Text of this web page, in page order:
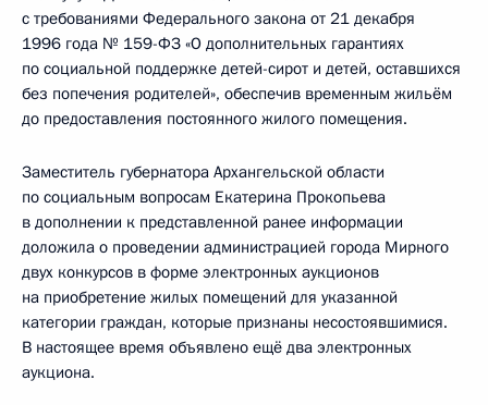
с требованиями Федерального закона от 21 декабря
1996 года № 159-ФЗ «О дополнительных гарантиях
по социальной поддержке детей-сирот и детей, оставшихся
без попечения родителей», обеспечив временным жильём
до предоставления постоянного жилого помещения.
Заместитель губернатора Архангельской области
по социальным вопросам Екатерина Прокопьева
в дополнении к представленной ранее информации
доложила о проведении администрацией города Мирного
двух конкурсов в форме электронных аукционов
на приобретение жилых помещений для указанной
категории граждан, которые признаны несостоявшимися.
В настоящее время объявлено ещё два электронных
аукциона.